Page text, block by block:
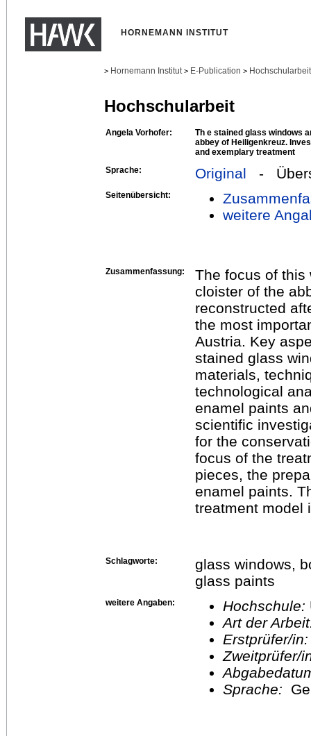
HORNEMANN INSTITUT
> Hornemann Institut > E-Publication >
Hochschularbeit
Angela Vorhofer:
Th e stained glass windows
abbey of Heiligenkreuz.
and exemplary treatment
Sprache:
Original -
Seitenübersicht:
weitere
Zusammenfassung:
The focus of this
cloister of the
reconstructed
the most
Austria. Key
stained glass
materials,
technological
enamel paints
scientific
for the
focus of the
pieces, the
enamel paints.
treatment model
Schlagworte:
glass windows,
glass paints
weitere Angaben: Hochschule:
Art der
Erstprüfer/
Sprache: